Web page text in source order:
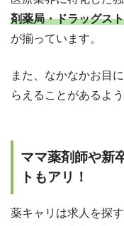
剤薬局・ドラッグス
が揃っています。
また、なかなかお目
らえることがあるよう
ママ薬剤師や新
トもアリ！
薬キャリは求人を探